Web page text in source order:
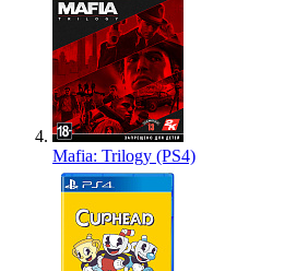
Mafia: Trilogy (PS4)